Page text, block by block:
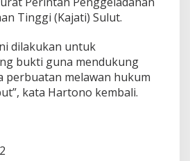
Tinggi (Kajati) Sulut.
dilakukan untuk
bukti guna mendukung
perbuatan melawan hukum
kata Hartono kembali.